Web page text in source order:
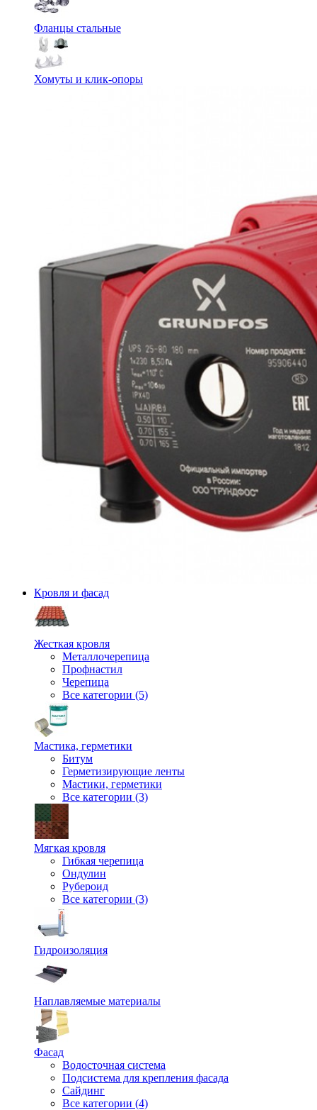
Фланцы стальные
Хомуты и клик-опоры
Кровля и фасад
Жесткая кровля
Металлочерепица
Профнастил
Черепица
Все категории (5)
Мастика, герметики
Битум
Герметизирующие ленты
Мастики, герметики
Все категории (3)
Мягкая кровля
Гибкая черепица
Ондулин
Рубероид
Все категории (3)
Гидроизоляция
Наплавляемые материалы
Фасад
Водосточная система
Подсистема для крепления фасада
Сайдинг
Все категории (4)